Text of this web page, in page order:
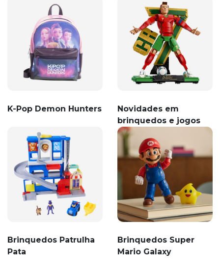
K-Pop Demon Hunters
Novidades em
brinquedos e jogos
Brinquedos Patrulha
Pata
Brinquedos Super
Mario Galaxy